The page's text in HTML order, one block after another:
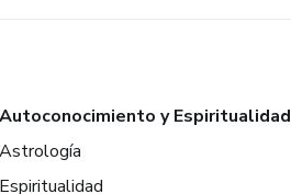
Autoconocimiento y Espiritualidad
Astrología
Espiritualidad